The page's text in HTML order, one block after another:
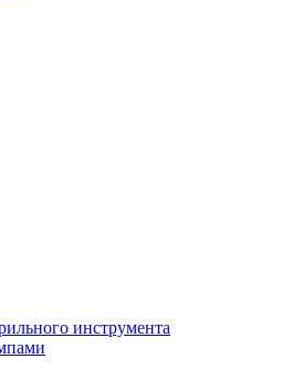
инструмента